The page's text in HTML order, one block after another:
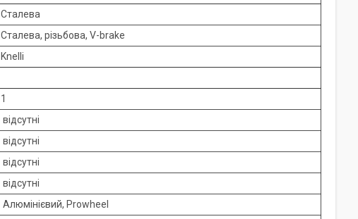
Сталева
Сталева, різьбова, V-brake
Knelli
1
відсутні
відсутні
відсутні
відсутні
Алюмінієвий, Prowheel